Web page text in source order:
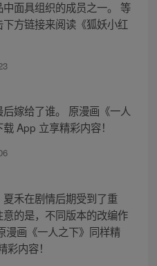
中面具组织的成员之一。 等
方链接来阅读《狐妖小红
嫁给了谁。 原漫画《一人
App 立享精彩内容！
禾在剧情后期受到了重
的是，不同版本的改编作
漫画《一人之下》同样精
内容！